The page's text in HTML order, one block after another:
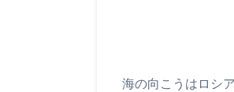
海の向こうはロシア